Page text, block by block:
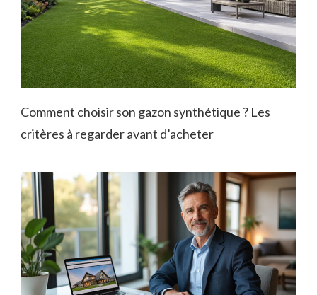
Comment choisir son gazon synthétique ? Les
critères à regarder avant d’acheter